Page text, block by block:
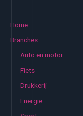
Home
Branches
Auto en motor
Fiets
Drukkerij
Energie